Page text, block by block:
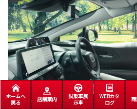
ホームへ
戻る
店舗案内
試乗車展
示車
WEBカタ
ログ